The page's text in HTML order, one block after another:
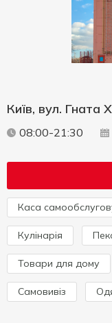
Київ, вул. Гната
08:00-21:30
Каса
Кулінарія
Товари для дому
Самовивіз